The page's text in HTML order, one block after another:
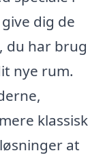
dig de
du har brug
nye rum.
klassisk
at